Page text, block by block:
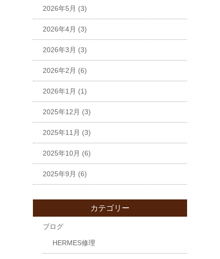
2026年5月 (3)
2026年4月 (3)
2026年3月 (3)
2026年2月 (6)
2026年1月 (1)
2025年12月 (3)
2025年11月 (3)
2025年10月 (6)
2025年9月 (6)
カテゴリー
ブログ
HERMES修理